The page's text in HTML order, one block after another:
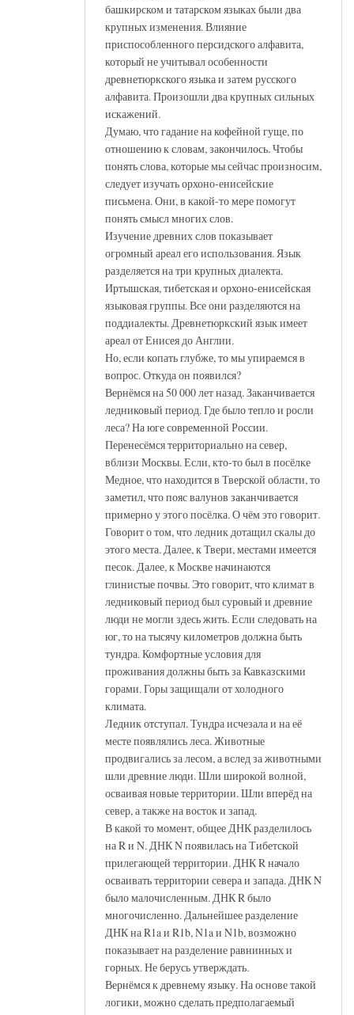
башкирском и татарском языках были два
крупных изменения. Влияние
приспособленного персидского алфавита,
который не учитывал особенности
древнетюркского языка и затем русского
алфавита. Произошли два крупных сильных
искажений.
Думаю, что гадание на кофейной гуще, по
отношению к словам, закончилось. Чтобы
понять слова, которые мы сейчас произносим,
следует изучать орхоно-енисейские
письмена. Они, в какой-то мере помогут
понять смысл многих слов.
Изучение древних слов показывает
огромный ареал его использования. Язык
разделяется на три крупных диалекта.
Иртышская, тибетская и орхоно-енисейская
языковая группы. Все они разделяются на
поддиалекты. Древнетюркский язык имеет
ареал от Енисея до Англии.
Но, если копать глубже, то мы упираемся в
вопрос. Откуда он появился?
Вернёмся на 50 000 лет назад. Заканчивается
ледниковый период. Где было тепло и росли
леса? На юге современной России.
Перенесёмся территориально на север,
вблизи Москвы. Если, кто-то был в посёлке
Медное, что находится в Тверской области, то
заметил, что пояс валунов заканчивается
примерно у этого посёлка. О чём это говорит.
Говорит о том, что ледник дотащил скалы до
этого места. Далее, к Твери, местами имеется
песок. Далее, к Москве начинаются
глинистые почвы. Это говорит, что климат в
ледниковый период был суровый и древние
люди не могли здесь жить. Если следовать на
юг, то на тысячу километров должна быть
тундра. Комфортные условия для
проживания должны быть за Кавказскими
горами. Горы защищали от холодного
климата.
Ледник отступал. Тундра исчезала и на её
месте появлялись леса. Животные
продвигались за лесом, а вслед за животными
шли древние люди. Шли широкой волной,
осваивая новые территории. Шли вперёд на
север, а также на восток и запад.
В какой то момент, общее ДНК разделилось
на R и N. ДНК N появилась на Тибетской
прилегающей территории. ДНК R начало
осваивать территории севера и запада. ДНК N
было малочисленным. ДНК R было
многочисленно. Дальнейшее разделение
ДНК на R1a и R1b, N1a и N1b, возможно
показывает на разделение равнинных и
горных. Не берусь утверждать.
Вернёмся к древнему языку. На основе такой
логики, можно сделать предполагаемый